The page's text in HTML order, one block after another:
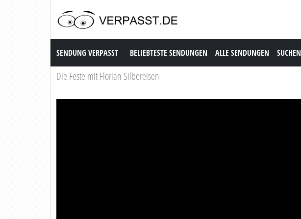
Sendung Verpasst
SENDUNG VERPASST BELIEBTESTE SENDUNGEN ALLE SENDUNGEN SUCHEN
Die Feste mit Florian Silbereisen